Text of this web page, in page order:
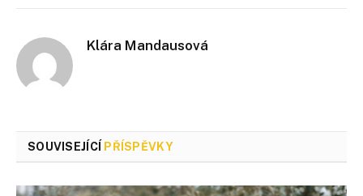
Klára Mandausová
SOUVISEJÍCÍ PŘÍSPĚVKY